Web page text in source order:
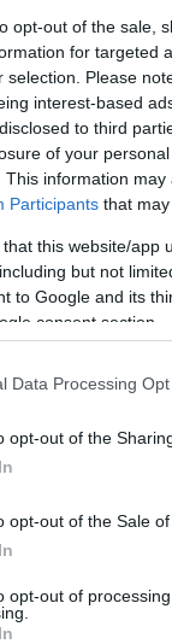
opt-out of the sale,
for targeted
selection. Please
interest-based
to third
of your
This information
Participants that
that this website/app
but not
to Google and its
consent section.
Data Processing
opt-out of the
opt-out of the Sale
opt-out of
timp
esti tentata
inainte de
sa
si este
complet
produse
insa, iti vor
produse
mixt sau gras.
necesitatea
sub ochi si din
pungi, dar
aceleasi
sunt creme